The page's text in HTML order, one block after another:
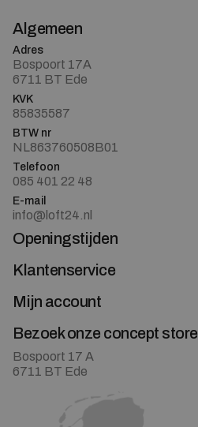
Algemeen
Adres
Bospoort 17A
6711 BT Ede
KVK
85835587
BTW nr
NL863760508B01
Telefoon
085 401 22 48
E-mail
info@loft24.nl
Openingstijden
Klantenservice
Mijn account
Bezoek onze concept store
Bospoort 17 A
6711 BT Ede